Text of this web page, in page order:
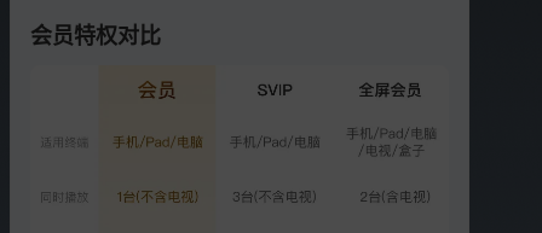
预告
儿”
会员特权对比